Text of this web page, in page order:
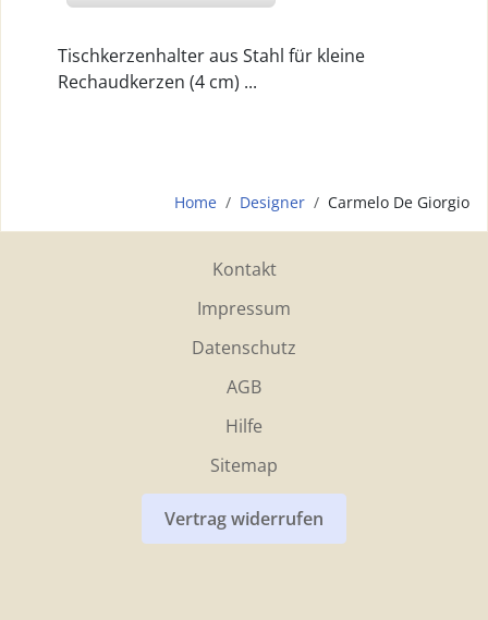
Tischkerzenhalter aus Stahl für kleine
Rechaudkerzen (4 cm) ...
Home Designer Carmelo De Giorgio
Kontakt
Impressum
Datenschutz
AGB
Hilfe
Sitemap
Vertrag widerrufen